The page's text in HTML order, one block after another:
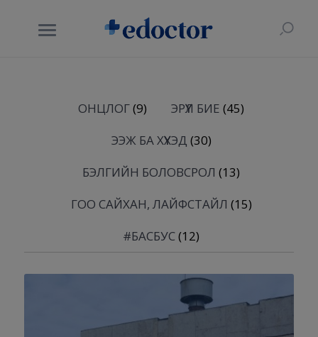
ОНЦЛОГ(9) ЭРҮҮЛ БИЕ (45)
ЭЭЖ БА ХҮҮХЭД (30)
БЭЛГИЙН БОЛОВСРОЛ (13)
ГОО САЙХАН, ЛАЙФСТАЙЛ (15)
#БАСБУС(12)